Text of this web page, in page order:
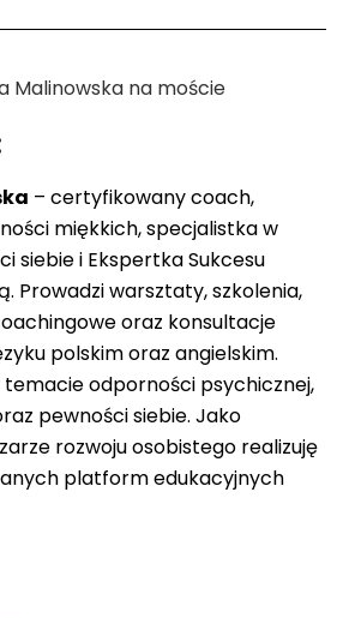
– certyfikowany coach,
miękkich, specjalistka w
siebie i Ekspertka Sukcesu
Prowadzi warsztaty, szkolenia,
oraz konsultacje
polskim oraz angielskim.
temacie odporności psychicznej,
pewności siebie. Jako
rozwoju osobistego realizuję
platform edukacyjnych